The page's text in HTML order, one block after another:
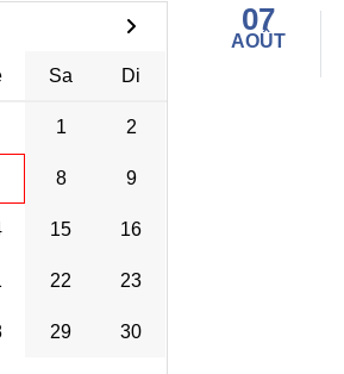
Sa Di
1 2
8 9
15 16
22 23
29 30
07
AOÛT